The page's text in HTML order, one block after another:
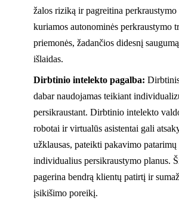
žalos riziką ir pagreitina perkraustymo
kuriamos autonominės perkraustymo
priemonės, žadančios didesnį
išlaidas.
Dirbtinio intelekto pagalba:
dabar naudojamas teikiant
persikraustant. Dirbtinio intelekto
robotai ir virtualūs asistentai gali
užklausas, pateikti pakavimo
individualius persikraustymo planus.
pagerina bendrą klientų patirtį ir
įsikišimo poreikį.